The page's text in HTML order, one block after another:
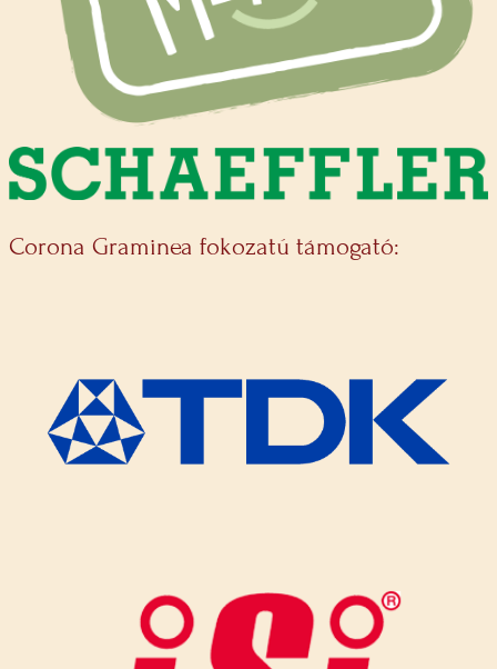
Corona Graminea fokozatú támogató: